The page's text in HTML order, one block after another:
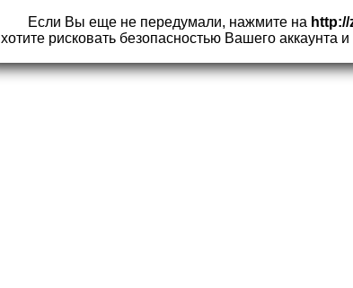
Если Вы еще не передумали, нажмите на
хотите рисковать безопасностью Вашего аккаунта